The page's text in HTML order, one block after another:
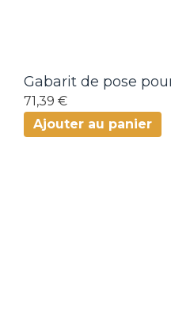
Gabarit de pose
71,39 €
Ajouter au panier